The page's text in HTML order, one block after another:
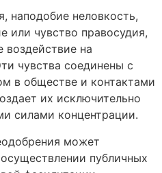
наподобие неловкость,
или чувство правосудия,
воздействие на
чувства соединены с
в обществе и контактами
их исключительно
силами концентрации.
может
публичных